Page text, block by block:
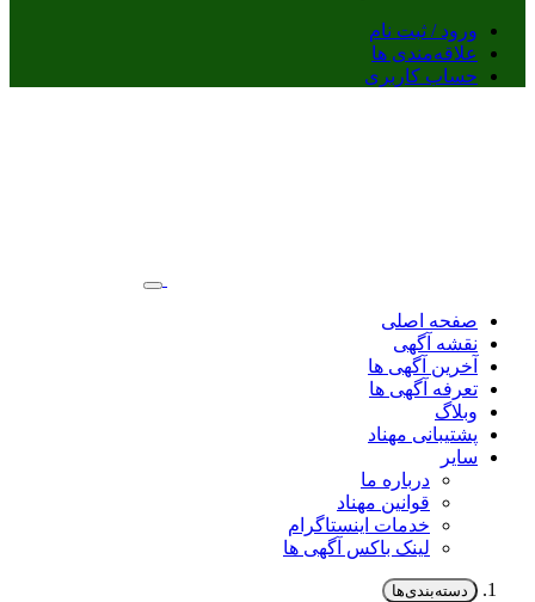
ورود / ثبت نام
علاقه‌مندی ها
حساب کاربری
صفحه اصلی
نقشه آگهی
آخرین آگهی ها
تعرفه آگهی ها
وبلاگ
پشتیبانی مهناد
سایر
درباره ما
قوانین مهناد
خدمات اینستاگرام
لینک باکس آگهی ها
دسته‌بندی‌ها